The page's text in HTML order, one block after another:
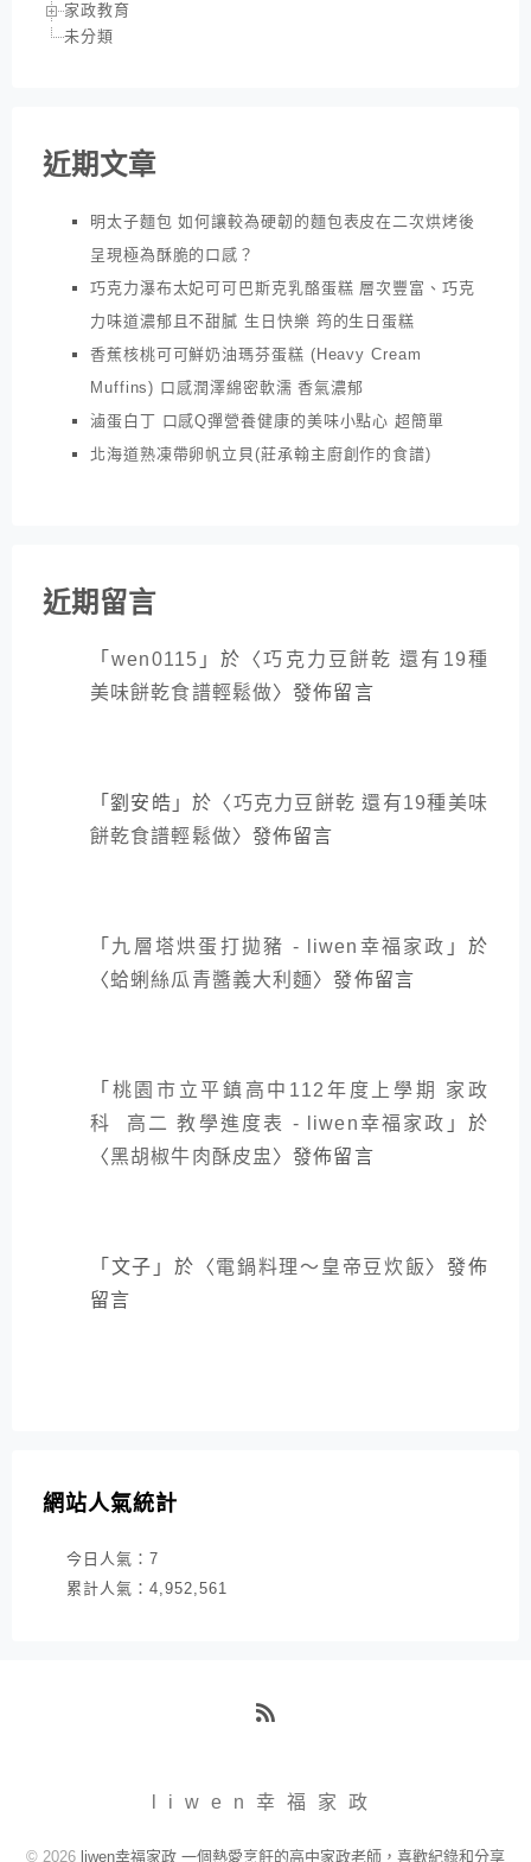
家政教育
未分類
近期文章
明太子麵包 如何讓較為硬韌的麵包表皮在二次烘烤後
呈現極為酥脆的口感？
巧克力瀑布太妃可可巴斯克乳酪蛋糕 層次豐富、巧克
力味道濃郁且不甜膩 生日快樂 筠的生日蛋糕
香蕉核桃可可鮮奶油瑪芬蛋糕 (Heavy Cream
Muffins) 口感潤澤綿密軟濡 香氣濃郁
滷蛋白丁 口感Q彈營養健康的美味小點心 超簡單
北海道熟凍帶卵帆立貝(莊承翰主廚創作的食譜)
近期留言
「wen0115 」於〈巧克力豆餅乾 還有19種
美味餅乾食譜輕鬆做〉發佈留言
「劉安皓 」於〈巧克力豆餅乾 還有19種美味
餅乾食譜輕鬆做〉發佈留言
「 九層塔烘蛋打拋豬 - liwen幸福家政 」於
〈蛤蜊絲瓜青醬義大利麵〉發佈留言
「 桃園市立平鎮高中112年度上學期 家政
科 高二 教學進度表 - liwen幸福家政 」於
〈黑胡椒牛肉酥皮盅 〉發佈留言
「 文子 」於〈電鍋料理～皇帝豆炊飯〉發佈
留言
網站人氣統計
今日人氣： 7
累計人氣： 4,952,561
liwen幸福家政
© 2026 liwen幸福家政 一個熱愛烹飪的高中家政老師，喜歡紀錄和分享